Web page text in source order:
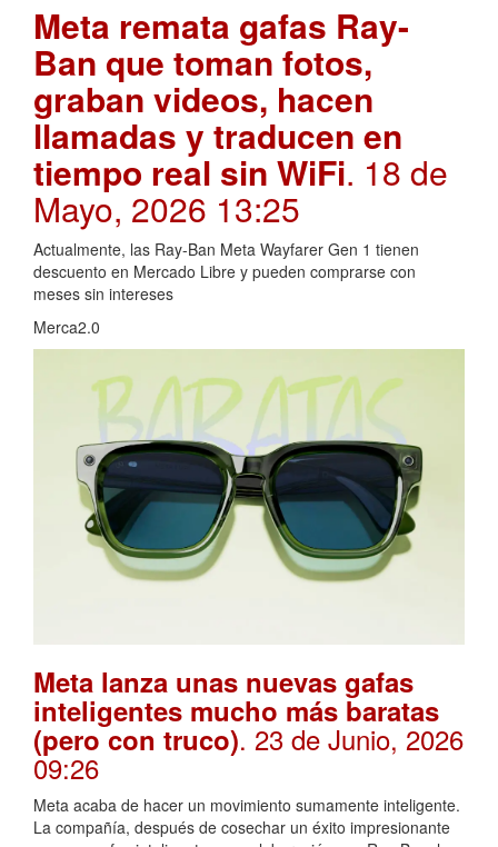
Meta remata gafas Ray-
Ban que toman fotos,
graban videos, hacen
llamadas y traducen en
tiempo real sin WiFi. 18 de
Mayo, 2026 13:25
Actualmente, las Ray-Ban Meta Wayfarer Gen 1 tienen
descuento en Mercado Libre y pueden comprarse con
meses sin intereses
Merca2.0
Meta lanza unas nuevas gafas
inteligentes mucho más baratas
(pero con truco). 23 de Junio, 2026
09:26
Meta acaba de hacer un movimiento sumamente inteligente.
La compañía, después de cosechar un éxito impresionante